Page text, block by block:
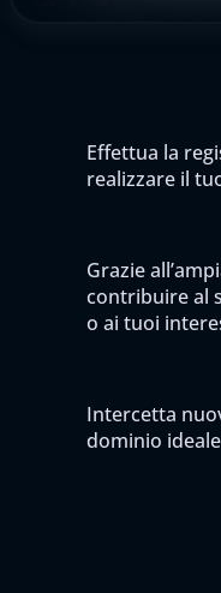
Effettua la
realizzare il
Grazie
contribuire al
o ai tuoi
Intercetta
dominio